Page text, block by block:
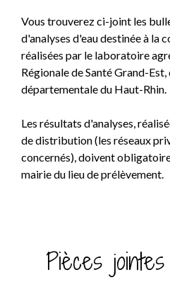
Vous trouverez ci-joint les
d'analyses d'eau destinée à la
réalisées par le laboratoire
Régionale de Santé Grand-
départementale du Haut-Rhin.
Les résultats d'analyses,
de distribution (les réseaux
concernés), doivent
mairie du lieu de prélèvement.
Pièces jointes